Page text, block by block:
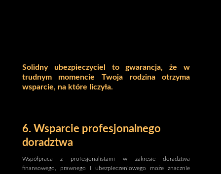
Solidny ubezpieczyciel to gwarancja, że w
trudnym momencie Twoja rodzina otrzyma
wsparcie, na które liczyła.
6. Wsparcie profesjonalnego
doradztwa
Współpraca z profesjonalistami w zakresie doradztwa
finansowego, prawnego i ubezpieczeniowego może znacznie